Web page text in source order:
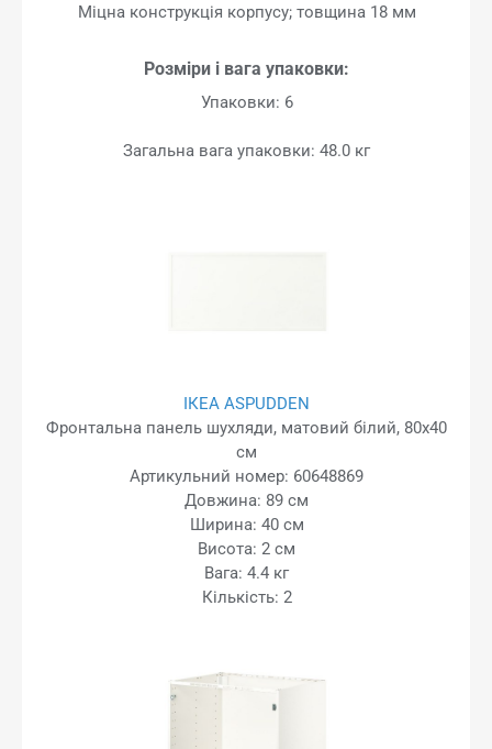
Міцна конструкція корпусу; товщина 18 мм
Розміри і вага упаковки:
Упаковки: 6
Загальна вага упаковки: 48.0 кг
ІКЕА ASPUDDEN
Фронтальна панель шухляди, матовий білий, 80x40
см
Артикульний номер: 60648869
Довжина: 89 см
Ширина: 40 см
Висота: 2 см
Вага: 4.4 кг
Кількість: 2